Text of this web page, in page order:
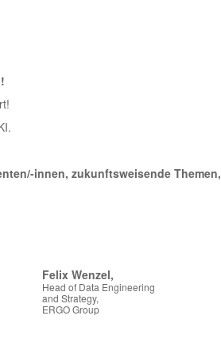
innen, zukunftsweisende Themen,
Felix Wenzel,
Head of Data Engineering
and Strategy,
ERGO Group